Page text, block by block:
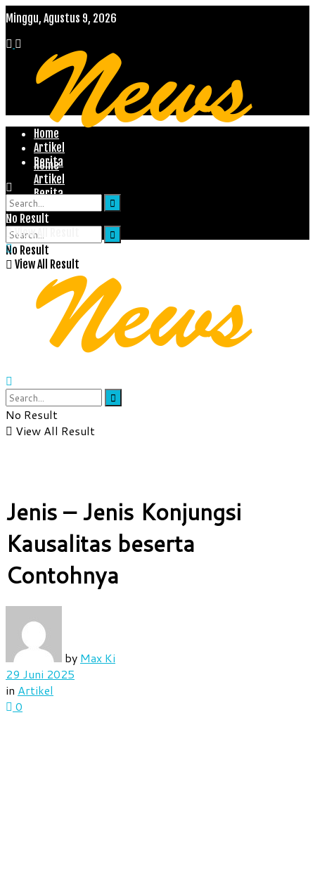
Minggu, Agustus 9, 2026
Home
Artikel
Berita
No Result
View All Result
Home
Artikel
Berita
No Result
View All Result
No Result
View All Result
Jenis – Jenis Konjungsi
Kausalitas beserta
Contohnya
by Max Ki
29 Juni 2025
in Artikel
0